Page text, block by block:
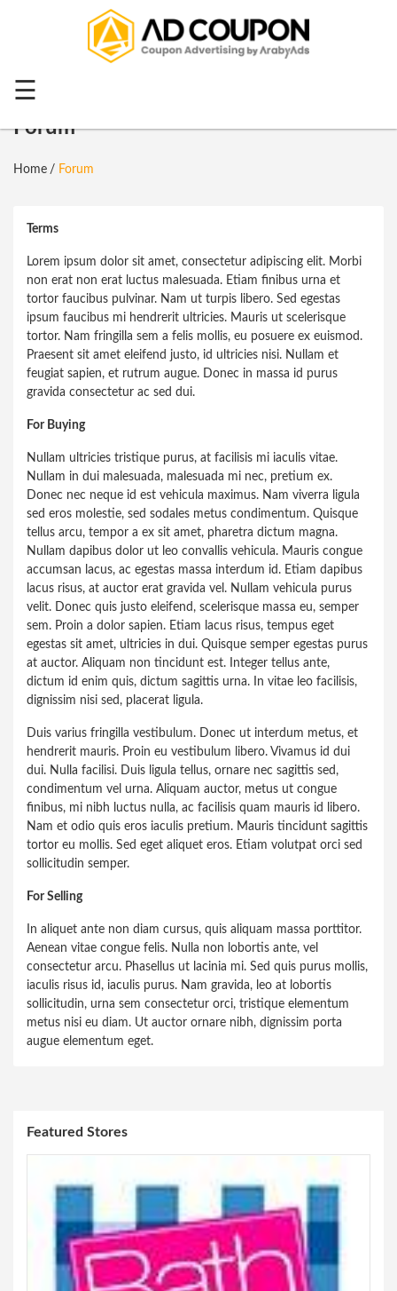
Home
Stores
Ramadan
Offers
Mother's
Day
☰
Forum
Home Forum
Terms
Lorem ipsum dolor sit amet, consectetur adipiscing elit. Morbi
non erat non erat luctus malesuada. Etiam finibus urna et
tortor faucibus pulvinar. Nam ut turpis libero. Sed egestas
ipsum faucibus mi hendrerit ultricies. Mauris ut scelerisque
tortor. Nam fringilla sem a felis mollis, eu posuere ex euismod.
Praesent sit amet eleifend justo, id ultricies nisi. Nullam et
feugiat sapien, et rutrum augue. Donec in massa id purus
gravida consectetur ac sed dui.
For Buying
Nullam ultricies tristique purus, at facilisis mi iaculis vitae.
Nullam in dui malesuada, malesuada mi nec, pretium ex.
Donec nec neque id est vehicula maximus. Nam viverra ligula
sed eros molestie, sed sodales metus condimentum. Quisque
tellus arcu, tempor a ex sit amet, pharetra dictum magna.
Nullam dapibus dolor ut leo convallis vehicula. Mauris congue
accumsan lacus, ac egestas massa interdum id. Etiam dapibus
lacus risus, at auctor erat gravida vel. Nullam vehicula purus
velit. Donec quis justo eleifend, scelerisque massa eu, semper
sem. Proin a dolor sapien. Etiam lacus risus, tempus eget
egestas sit amet, ultricies in dui. Quisque semper egestas purus
at auctor. Aliquam non tincidunt est. Integer tellus ante,
dictum id enim quis, dictum sagittis urna. In vitae leo facilisis,
dignissim nisi sed, placerat ligula.
Duis varius fringilla vestibulum. Donec ut interdum metus, et
hendrerit mauris. Proin eu vestibulum libero. Vivamus id dui
dui. Nulla facilisi. Duis ligula tellus, ornare nec sagittis sed,
condimentum vel urna. Aliquam auctor, metus ut congue
finibus, mi nibh luctus nulla, ac facilisis quam mauris id libero.
Nam et odio quis eros iaculis pretium. Mauris tincidunt sagittis
tortor eu mollis. Sed eget aliquet eros. Etiam volutpat orci sed
sollicitudin semper.
For Selling
In aliquet ante non diam cursus, quis aliquam massa porttitor.
Aenean vitae congue felis. Nulla non lobortis ante, vel
consectetur arcu. Phasellus ut lacinia mi. Sed quis purus mollis,
iaculis risus id, iaculis purus. Nam gravida, leo at lobortis
sollicitudin, urna sem consectetur orci, tristique elementum
metus nisi eu diam. Ut auctor ornare nibh, dignissim porta
augue elementum eget.
Featured Stores